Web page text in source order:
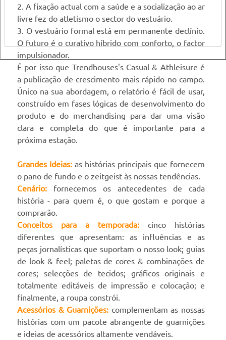
2. A fixação actual com a saúde e a socialização ao ar
livre fez do atletismo o sector do vestuário.
3. O vestuário formal está em permanente declínio.
O futuro é o curativo híbrido com conforto, o factor
impulsionador.
É por isso que Trendhouses's Casual & Athleisure é
a publicação de crescimento mais rápido no campo.
Único na sua abordagem, o relatório é fácil de usar,
construído em fases lógicas de desenvolvimento do
produto e do merchandising para dar uma visão
clara e completa do que é importante para a
próxima estação.
Grandes Ideias: as histórias principais que fornecem
o pano de fundo e o zeitgeist às nossas tendências.
Cenário: fornecemos os antecedentes de cada
história - para quem é, o que gostam e porque a
comprarão.
Conceitos para a temporada: cinco histórias
diferentes que apresentam: as influências e as
peças jornalísticas que suportam o nosso look; guias
de look & feel; paletas de cores & combinações de
cores; selecções de tecidos; gráficos originais e
totalmente editáveis de impressão e colocação; e
finalmente, a roupa constrói.
Acessórios & Guarnições: complementam as nossas
histórias com um pacote abrangente de guarnições
e ideias de acessórios altamente vendáveis.